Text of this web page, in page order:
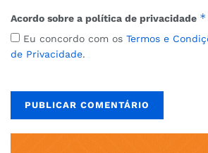
Acordo sobre a política de privacidade *
Eu concordo com os Termos e
de Privacidade.